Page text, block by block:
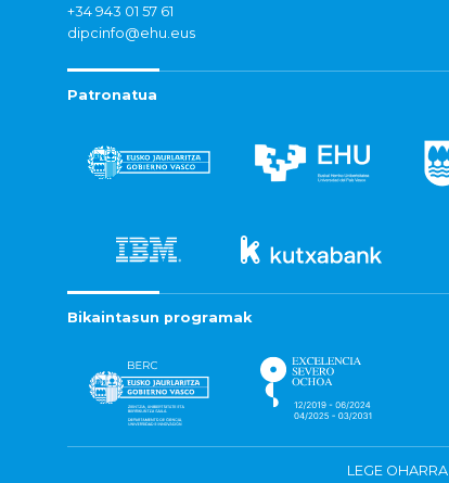
+34 943 01 57 61
dipcinfo@ehu.eus
Patronatua
Bikaintasun programak
LEGE OHARRA